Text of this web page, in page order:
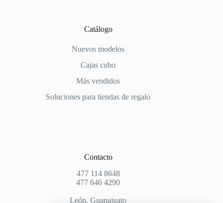
Catálogo
Nuevos modelos
Cajas cubo
Más vendidos
Soluciones para tiendas de regalo
Contacto
477 114 8648
477 646 4290
León, Guanajuato